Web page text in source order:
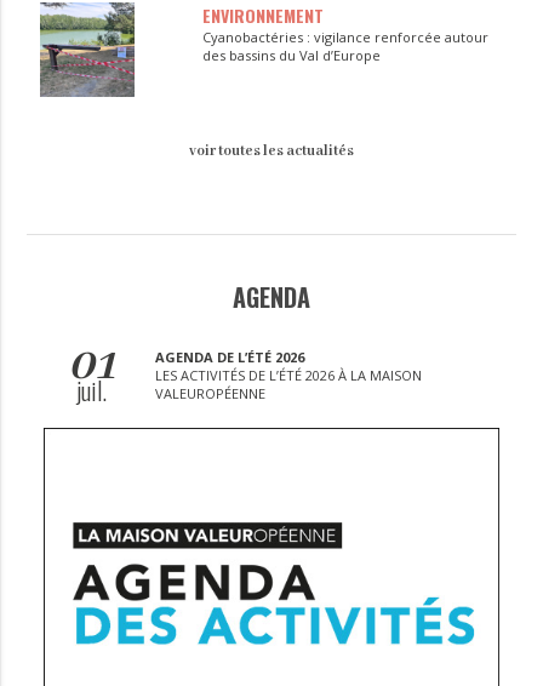
ENVIRONNEMENT
Cyanobactéries : vigilance renforcée autour
des bassins du Val d’Europe
voir toutes les actualités
AGENDA
01
juil.
AGENDA DE L’ÉTÉ 2026
LES ACTIVITÉS DE L’ÉTÉ 2026 À LA MAISON
VALEUROPÉENNE